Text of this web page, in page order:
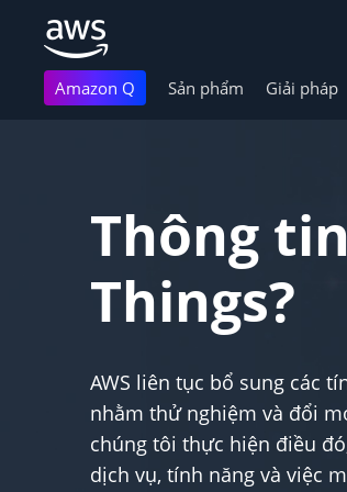
Amazon Q Sản phẩm Giải pháp
Thông
Things?
AWS liên tục bổ sung các
nhằm thử nghiệm và đổi
chúng tôi thực hiện điều
dịch vụ, tính năng và việc